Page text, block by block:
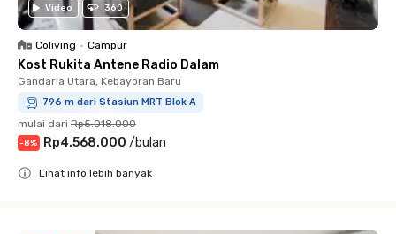
Video 360
Coliving • Campur
Kost Rukita Antene Radio Dalam
Gandaria Utara, Kebayoran Baru
796 m dari Stasiun MRT Blok A
mulai dari Rp5.018.000
-8% Rp4.568.000 /bulan
Lihat info lebih banyak